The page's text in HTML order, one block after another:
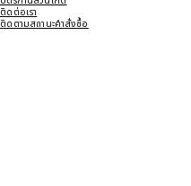
ติดต่อเรา
ติดตามสถานะคำสั่งซื้อ